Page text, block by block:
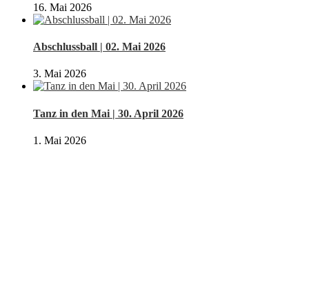
16. Mai 2026
Abschlussball | 02. Mai 2026
3. Mai 2026
Tanz in den Mai | 30. April 2026
1. Mai 2026